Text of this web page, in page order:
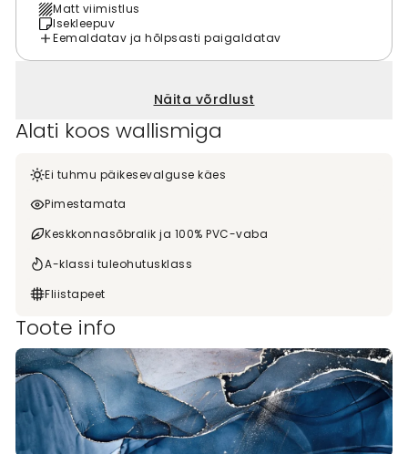
Matt viimistlus
Isekleepuv
Eemaldatav ja hõlpsasti paigaldatav
Näita võrdlust
Alati koos wallismiga
Ei tuhmu päikesevalguse käes
Pimestamata
Keskkonnasõbralik ja 100% PVC-vaba
A-klassi tuleohutusklass
Fliistapeet
Toote info